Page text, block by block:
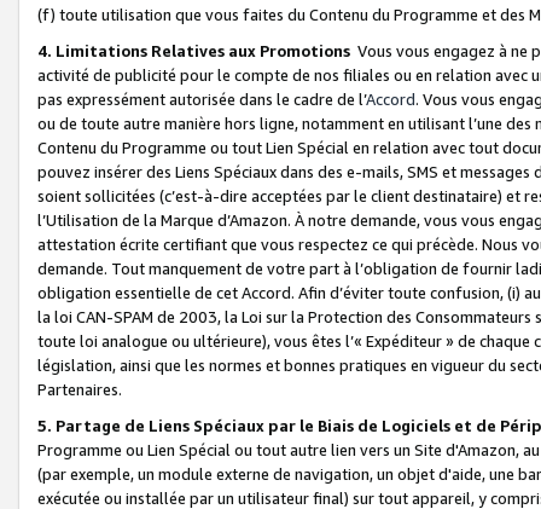
(f) toute utilisation que vous faites du Contenu du Programme et des
4. Limitations Relatives aux Promotions Vous vous engagez à ne
activité de publicité pour le compte de nos filiales ou en relation avec
pas expressément autorisée dans le cadre de l’Accord. Vous vous
ou de toute autre manière hors ligne, notamment en utilisant l’une
Contenu du Programme ou tout Lien Spécial en relation avec tout
pouvez insérer des Liens Spéciaux dans des e-mails, SMS et
soient sollicitées (c’est-à-dire acceptées par le client destinataire) et
l’Utilisation de la Marque d’Amazon. À notre demande, vous vous
attestation écrite certifiant que vous respectez ce qui précède. Nous
demande. Tout manquement de votre part à l’obligation de fournir
obligation essentielle de cet Accord. Afin d’éviter toute confusion, (i)
la loi CAN-SPAM de 2003, la Loi sur la Protection des
toute loi analogue ou ultérieure), vous êtes l’« Expéditeur » de
législation, ainsi que les normes et bonnes pratiques en vigueur du
Partenaires.
5. Partage de Liens Spéciaux par le Biais de Logiciels et de
Programme ou Lien Spécial ou tout autre lien vers un Site d'Amazon,
(par exemple, un module externe de navigation, un objet d'aide, une
exécutée ou installée par un utilisateur final) sur tout appareil, y